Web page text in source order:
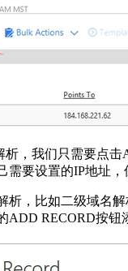
析，我们只需要点击
需要设置的IP地址，
析，比如二级域名
ADD RECORD按钮